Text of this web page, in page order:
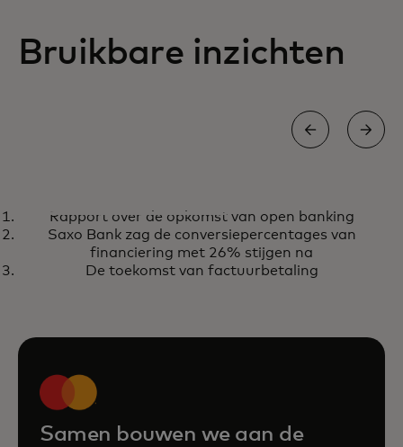
Bruikbare inzichten
Rapport over de opkomst van
open banking
Haal het rapport opopens in a new tab
Rapport over de opkomst van open banking
Saxo Bank zag de conversiepercentages van
financiering met 26% stijgen na
De toekomst van factuurbetaling
Samen bouwen we aan de